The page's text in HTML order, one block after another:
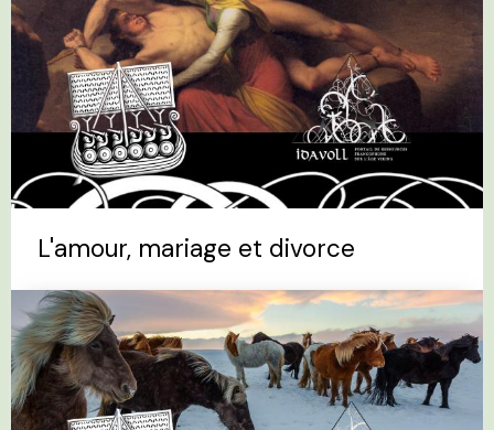
L'amour, mariage et divorce